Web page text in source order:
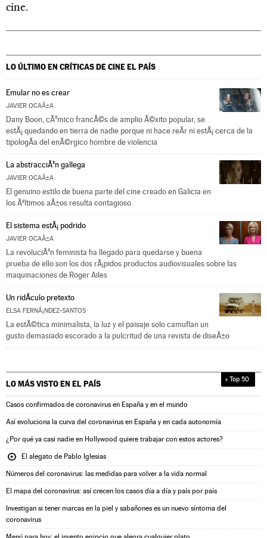
cine.
LO ÚLTIMO EN CRÍTICAS DE CINEEL PAÍS
Emular no es crear
JAVIER OCAÃ±A
Dany Boon, cÃ³mico francÃ©s de amplio Ã©xito popular, se
estÃ¡ quedando en tierra de nadie porque ni hace reÃ­r ni estÃ¡ cerca de la
tipologÃ­a del enÃ©rgico hombre de violencia
La abstracciÃ³n gallega
JAVIER OCAÃ±A
El genuino estilo de buena parte del cine creado en Galicia en
los Ãºltimos aÃ±os resulta contagioso
El sistema estÃ¡ podrido
JAVIER OCAÃ±A
La revoluciÃ³n feminista ha llegado para quedarse y buena
prueba de ello son los dos rÃ¡pidos productos audiovisuales sobre las
maquinaciones de Roger Ailes
Un ridÃ­culo pretexto
ELSA FERNÃ¡NDEZ-SANTOS
La estÃ©tica minimalista, la luz y el paisaje solo camuflan un
gusto demasiado escorado a la pulcritud de una revista de diseÃ±o
LO MÁS VISTO EN EL PAÍS » Top 50
Casos confirmados de coronavirus en España y en el mundo
Así evoluciona la curva del coronavirus en España y en cada autonomía
¿Por qué ya casi nadie en Hollywood quiere trabajar con estos actores?
El alegato de Pablo Iglesias
Números del coronavirus: las medidas para volver a la vida normal
El mapa del coronavirus: así crecen los casos día a día y país por país
Investigan si tener marcas en la piel y sabañones es un nuevo síntoma del
coronavirus